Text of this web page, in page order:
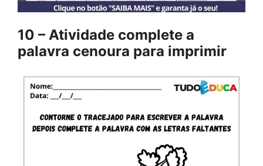
10 – Atividade complete a
palavra cenoura para imprimir